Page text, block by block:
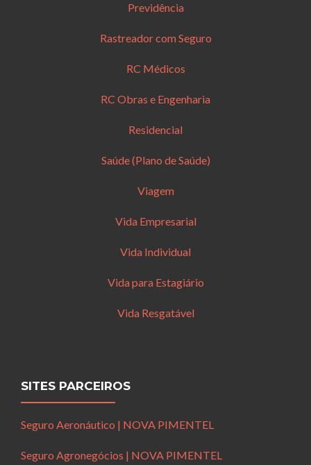
Previdência
Rastreador com Seguro
RC Médicos
RC Obras e Engenharia
Residencial
Saúde (Plano de Saúde)
Viagem
Vida Empresarial
Vida Individual
Vida para Estagiário
Vida Resgatável
SITES PARCEIROS
Seguro Aeronáutico | NOVA PIMENTEL
Seguro Agronegócios | NOVA PIMENTEL